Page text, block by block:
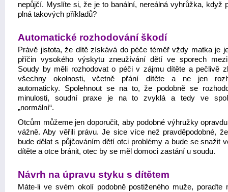
nepůjčí. Myslíte si, že je to banální, nereálná vyhrůžka, když
plná takových příkladů?
Automatické rozhodování škodí
Právě jistota, že dítě získává do péče téměř vždy matka je
příčin vysokého výskytu zneužívání dětí ve sporech
Soudy by měli rozhodovat o péči v zájmu dítěte a pečlivě
všechny okolnosti, včetně přání dítěte a ne jen
automaticky. Spolehnout se na to, že podobně se
minulosti, soudní praxe je na to zvyklá a tedy ve
„normální“.
Otcům můžeme jen doporučit, aby podobné výhružky
vážně. Aby věřili právu. Je sice více než pravděpodobné,
bude dělat s půjčováním dětí otci problémy a bude se snažit
dítěte a otce bránit, otec by se měl domoci zastání u soudu.
Návrh na úpravu styku s dítětem
Máte-li ve svém okolí podobně postiženého muže, poraďte